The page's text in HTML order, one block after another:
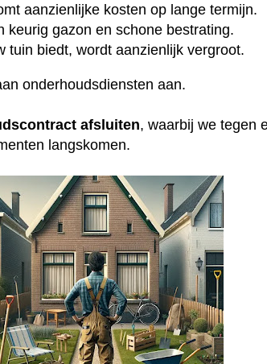
aanzienlijke kosten op lange termijn.
keurig gazon en schone bestrating.
tuin biedt, wordt aanzienlijk vergroot.
onderhoudsdiensten aan.
afsluiten, waarbij we tegen
langskomen.